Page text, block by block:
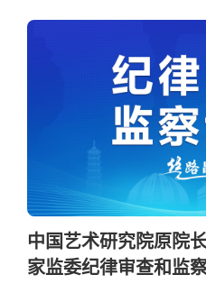
中国艺术研究院原院
家监委纪律审查和监